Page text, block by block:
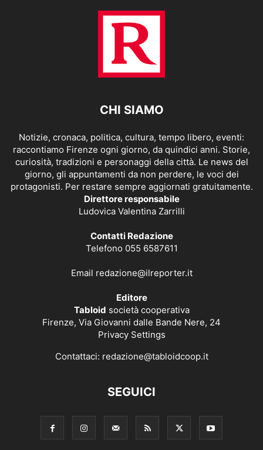
CHI SIAMO
Notizie, cronaca, politica, cultura, tempo libero, eventi:
raccontiamo Firenze ogni giorno, da quindici anni. Storie,
curiosità, tradizioni e personaggi della città. Le news del
giorno, gli appuntamenti da non perdere, le voci dei
protagonisti. Per restare sempre aggiornati gratuitamente.
Direttore responsabile
Ludovica Valentina Zarrilli
Contatti Redazione
Telefono 055 6587611
Email redazione@ilreporter.it
Editore
Tabloid società cooperativa
Firenze, Via Giovanni dalle Bande Nere, 24
Privacy Settings
Contattaci: redazione@tabloidcoop.it
SEGUICI